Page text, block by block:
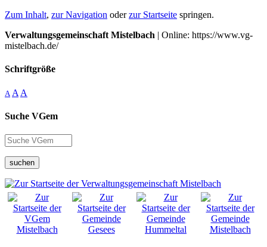
Zum Inhalt, zur Navigation oderzur Startseite springen.
Verwaltungsgemeinschaft Mistelbach | Online: https://www.vg-
mistelbach.de/
Schriftgröße
A A A
Suche VGem
suchen